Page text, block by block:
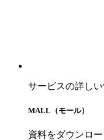
サービスの詳し
MALL（モール）
資料をダウンロ